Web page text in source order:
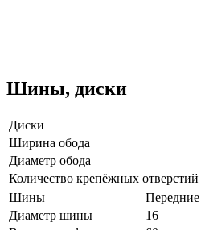
Шины, диски
Диски
Ширина обода
Диаметр обода
Количество крепёжных отверстий
Шины
Передние
Диаметр шины
16